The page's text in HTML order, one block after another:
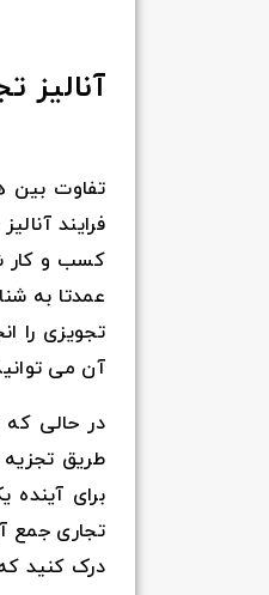
آنالیز
تفاوت بین
فرایند
کسب و کار
تجویزی را
آن می
در حالی که
طریق
برای
تجاری جمع
درک کنید